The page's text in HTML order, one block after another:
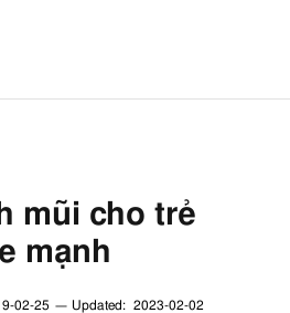
mũi cho trẻ
mạnh
02-25 Updated: 2023-02-02